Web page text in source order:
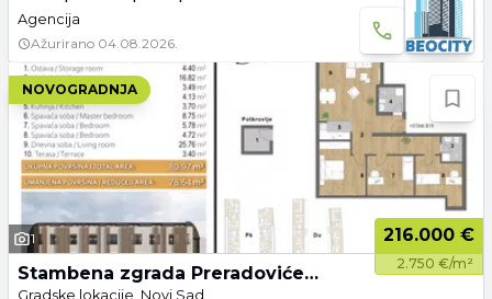
Agencija
Ažurirano 04.08.2026.
NOVOGRADNJA
1 216.000 €
2.750 €/m²
Stambena zgrada Preradovićeva 84
Gradske lokacije, Novi Sad